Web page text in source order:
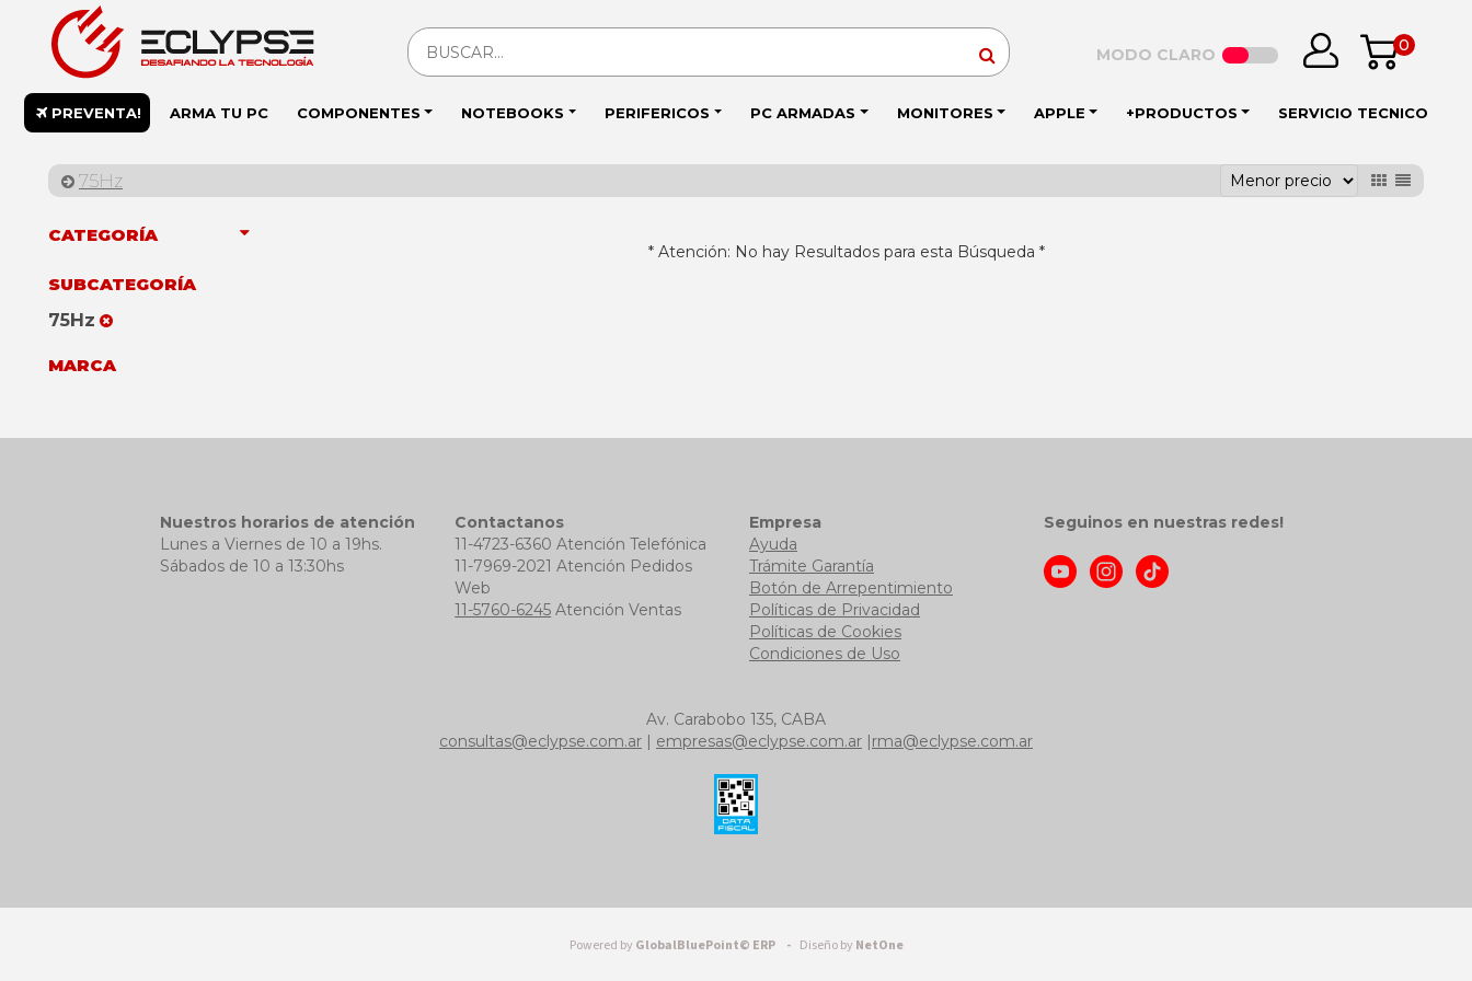
0
MODO CLARO
PREVENTA! ARMA TU PC COMPONENTES NOTEBOOKS PERIFERICOS PC ARMADAS MONITORES APPLE +PRODUCTOS SERVICIO TECNICO
75Hz
CATEGORÍA
SUBCATEGORÍA
75Hz
MARCA
* Atención: No hay Resultados para esta Búsqueda *
Nuestros horarios de atención
Lunes a Viernes de 10 a 19hs.
Sábados de 10 a 13:30hs
Contactanos
11-4723-6360 Atención Telefónica
11-7969-2021 Atención Pedidos
Web
11-5760-6245 Atención Ventas
Empresa
Ayuda
Trámite Garantía
Botón de Arrepentimiento
Políticas de Privacidad
Políticas de Cookies
Condiciones de Uso
Seguinos en nuestras redes!
Av. Carabobo 135, CABA
consultas@eclypse.com.ar | empresas@eclypse.com.ar |rma@eclypse.com.ar
Powered by GlobalBluePoint© ERP - Diseño by NetOne